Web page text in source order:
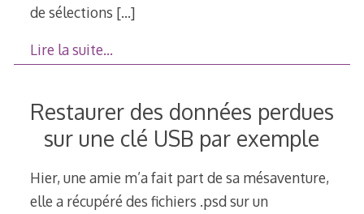
de sélections […]
Lire la suite…
Restaurer des données perdues
sur une clé USB par exemple
Hier, une amie m’a fait part de sa mésaventure,
elle a récupéré des fichiers .psd sur un